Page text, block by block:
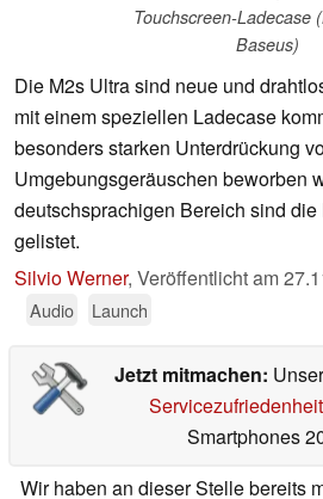
Touchscreen-Ladecase
Baseus)
Die M2s Ultra sind neue und
mit einem speziellen Ladecase
besonders starken Unterdrückung
Umgebungsgeräuschen beworben
deutschsprachigen Bereich sind die
gelistet.
Silvio Werner, Veröffentlicht am
Audio Launch
Jetzt mitmachen:
Servicezufriedenheit
Smartphones
Wir haben an dieser Stelle bereits